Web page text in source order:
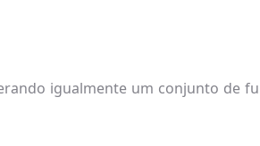
igualmente um conjunto de